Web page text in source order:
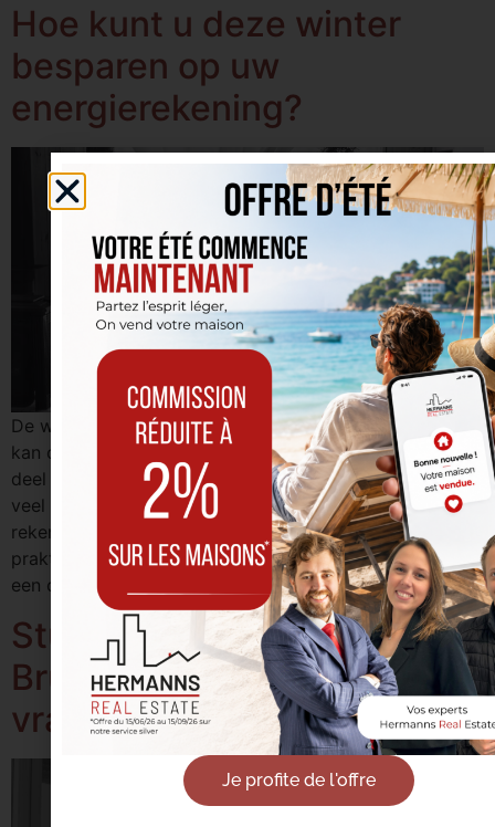
Hoe kunt u deze winter
besparen op uw
energierekening?
De winter is een periode waarin de energierekening snel
kan oplopen, vooral omdat verwarming een aanzienlijk
deel van ons energieverbruik uitmaakt. Er zijn echter
veel manieren om uw verbruik te verminderen en op uw
rekening te besparen. In dit artikel geven we u
praktische tips en trucs om te besparen en tegelijkertijd
een optimaal thermisch […]
Studentenhuisvesting in
Brussel: Waarom blijft de
vraag stijgen?
Je profite de l'offre